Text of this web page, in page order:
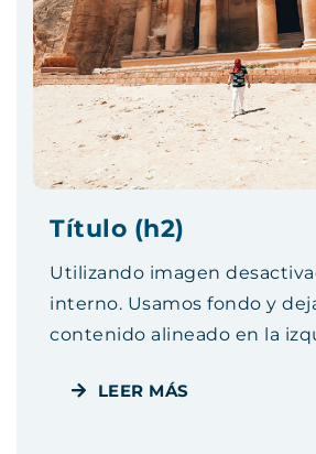
Título (h2)
Utilizando imagen
interno. Usamos fondo y
contenido alineado en la
LEER MÁS